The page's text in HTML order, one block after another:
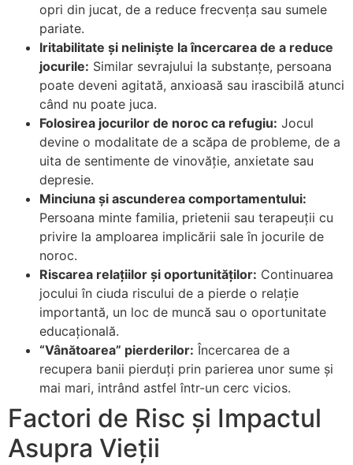
opri din jucat, de a reduce frecvența sau sumele
pariate.
Iritabilitate și neliniște la încercarea de a reduce
jocurile: Similar sevrajului la substanțe, persoana
poate deveni agitată, anxioasă sau irascibilă atunci
când nu poate juca.
Folosirea jocurilor de noroc ca refugiu: Jocul
devine o modalitate de a scăpa de probleme, de a
uita de sentimente de vinovăție, anxietate sau
depresie.
Minciuna și ascunderea comportamentului:
Persoana minte familia, prietenii sau terapeuții cu
privire la amploarea implicării sale în jocurile de
noroc.
Riscarea relațiilor și oportunităților: Continuarea
jocului în ciuda riscului de a pierde o relație
importantă, un loc de muncă sau o oportunitate
educațională.
“Vânătoarea” pierderilor: Încercarea de a
recupera banii pierduți prin parierea unor sume și
mai mari, intrând astfel într-un cerc vicios.
Factori de Risc și Impactul
Asupra Vieții